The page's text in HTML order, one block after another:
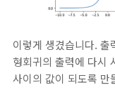
이렇게 생겼습니다. 출
형회귀의 출력에 다시
사이의 값이 되도록 만